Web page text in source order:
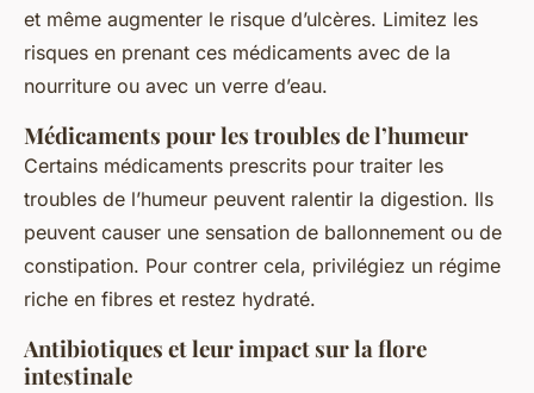
et même augmenter le risque d’ulcères. Limitez les
risques en prenant ces médicaments avec de la
nourriture ou avec un verre d’eau.
Médicaments pour les troubles de l’humeur
Certains médicaments prescrits pour traiter les
troubles de l’humeur peuvent ralentir la digestion. Ils
peuvent causer une sensation de ballonnement ou de
constipation. Pour contrer cela, privilégiez un régime
riche en fibres et restez hydraté.
Antibiotiques et leur impact sur la flore
intestinale